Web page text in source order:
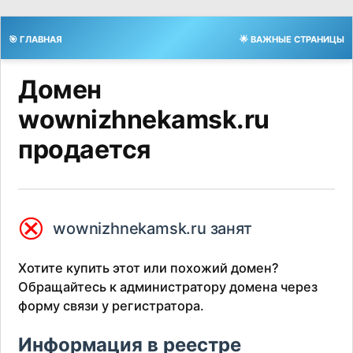
🎯 ГЛАВНАЯ 🌟 ВАЖНЫЕ СТРАНИЦЫ
Домен
wownizhnekamsk.ru
продается
⮿ wownizhnekamsk.ru занят
Хотите купить этот или похожий домен?
Обращайтесь к администратору домена через
форму связи у регистратора.
Информация в реестре